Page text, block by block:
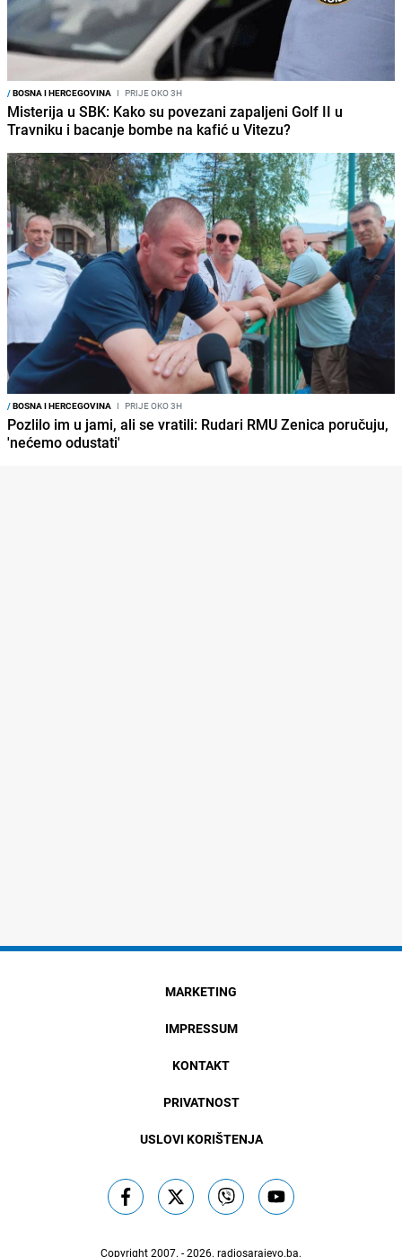
/BOSNA I HERCEGOVINA I PRIJE OKO 3H
Misterija u SBK: Kako su povezani zapaljeni Golf II u
Travniku i bacanje bombe na kafić u Vitezu?
/BOSNA I HERCEGOVINA I PRIJE OKO 3H
Pozlilo im u jami, ali se vratili: Rudari RMU Zenica poručuju,
'nećemo odustati'
MARKETING
IMPRESSUM
KONTAKT
PRIVATNOST
USLOVI KORIŠTENJA
Copyright 2007. - 2026. radiosarajevo.ba.